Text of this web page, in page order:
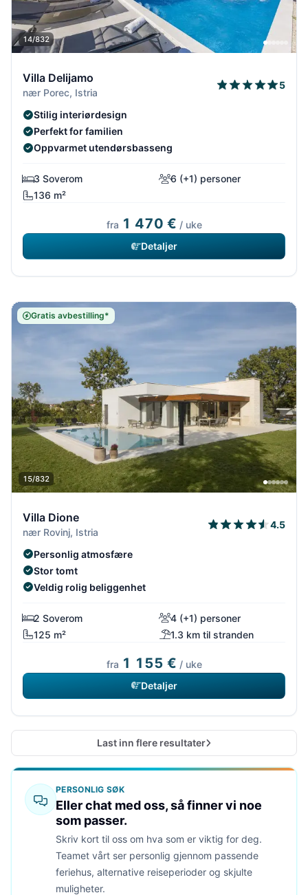
14/832
Villa Delijamo
nær Porec, Istria
5
Stilig interiørdesign
Perfekt for familien
Oppvarmet utendørsbasseng
3 Soverom
6 (+1) personer
136 m²
fra 1 470 € / uke
Detaljer
Gratis avbestilling*
15/832
Villa Dione
nær Rovinj, Istria
4.5
Personlig atmosfære
Stor tomt
Veldig rolig beliggenhet
2 Soverom
4 (+1) personer
125 m²
1.3 km til stranden
fra 1 155 € / uke
Detaljer
Last inn flere resultater
PERSONLIG SØK
Eller chat med oss, så finner vi noe
som passer.
Skriv kort til oss om hva som er viktig for deg.
Teamet vårt ser personlig gjennom passende
feriehus, alternative reiseperioder og skjulte
muligheter.